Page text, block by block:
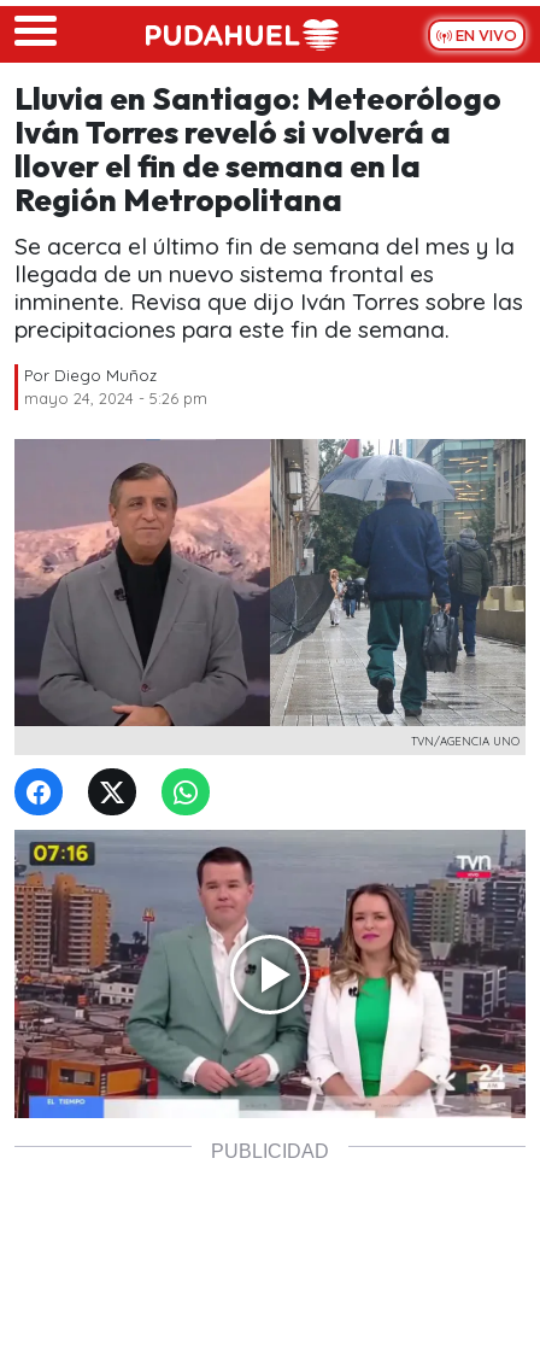
Skip to main content
EN VIVO
Lluvia en Santiago: Meteorólogo
Iván Torres reveló si volverá a
llover el fin de semana en la
Región Metropolitana
Se acerca el último fin de semana del mes y la
llegada de un nuevo sistema frontal es
inminente. Revisa que dijo Iván Torres sobre las
precipitaciones para este fin de semana.
Por Diego Muñoz
mayo 24, 2024 - 5:26 pm
TVN/AGENCIA UNO